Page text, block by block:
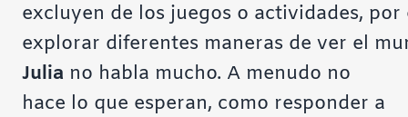
excluyen de los juegos o actividades,
explorar diferentes maneras de ver el
Julia no habla mucho. A menudo no
hace lo que esperan, como responder a